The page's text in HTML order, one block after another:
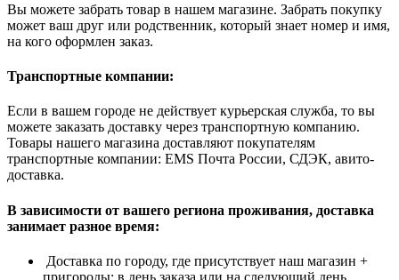
Вы можете забрать товар в нашем магазине. Забрать покупку
может ваш друг или родственник, который знает номер и имя,
на кого оформлен заказ.
Транспортные компании:
Если в вашем городе не действует курьерская служба, то вы
можете заказать доставку через транспортную компанию.
Товары нашего магазина доставляют покупателям
транспортные компании: EMS Почта России, СДЭК, авито-
доставка.
В зависимости от вашего региона проживания, доставка
занимает разное время:
Доставка по городу, где присутствует наш магазин +
пригороды: в день заказа или на следующий день